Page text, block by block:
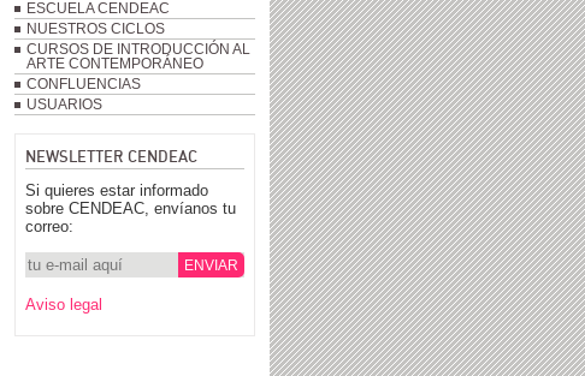
ESCUELA CENDEAC
NUESTROS CICLOS
CURSOS DE INTRODUCCIÓN AL
ARTE CONTEMPORÁNEO
CONFLUENCIAS
USUARIOS
NEWSLETTER CENDEAC
Si quieres estar informado
sobre CENDEAC, envíanos tu
correo:
Aviso legal